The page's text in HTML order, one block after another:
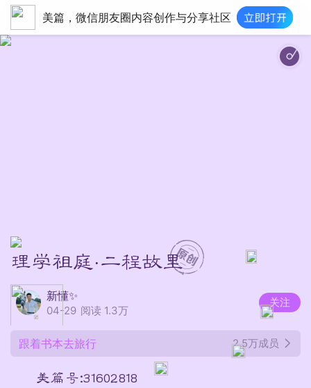
美篇，微信朋友圈内容创作与分享社区
理学祖庭·二程故里
新懂✨
04-29 阅读 1.3万
关注
跟着书本去旅行 2.5万成员
美篇号:31602818